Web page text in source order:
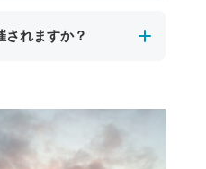
秘的な海の雰囲気や、
ご自身のお車でお着替
す。
されますか？
目的の１つとしてい
えにくくなります。
相談のうえで催行する
。